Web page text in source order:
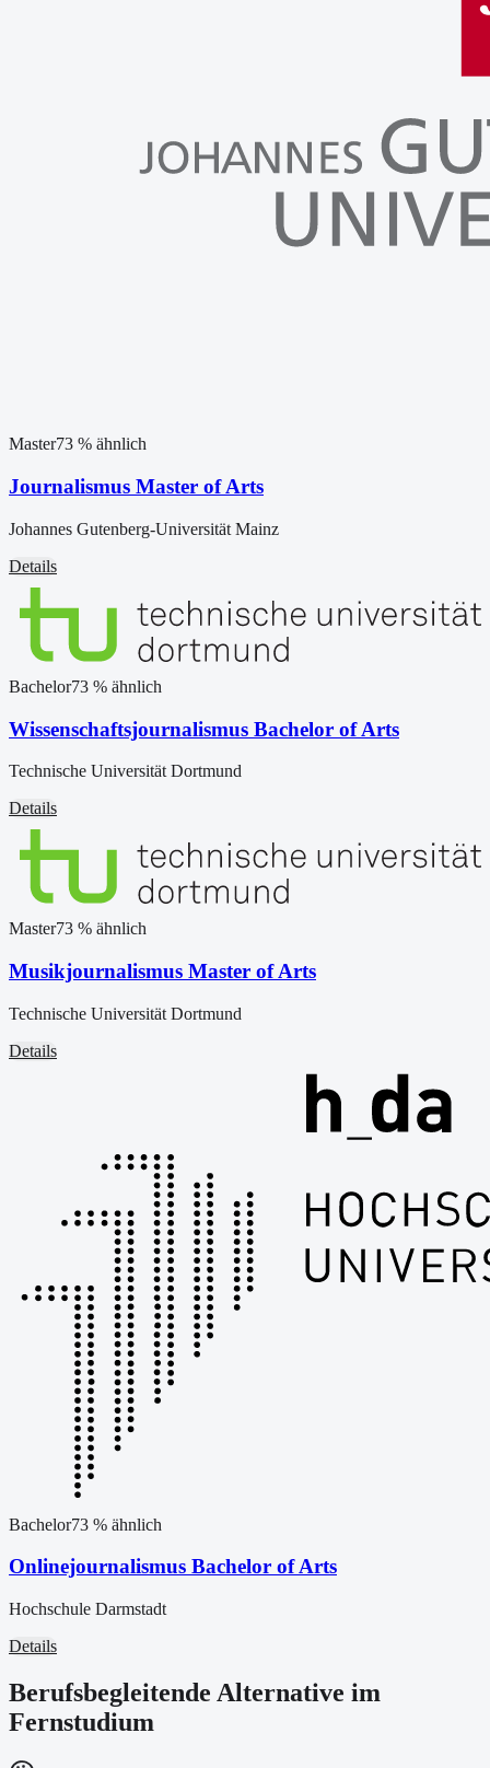
Master73 % ähnlich
Journalismus Master of Arts
Johannes Gutenberg-Universität Mainz
Details
Bachelor73 % ähnlich
Wissenschaftsjournalismus Bachelor of Arts
Technische Universität Dortmund
Details
Master73 % ähnlich
Musikjournalismus Master of Arts
Technische Universität Dortmund
Details
Bachelor73 % ähnlich
Onlinejournalismus Bachelor of Arts
Hochschule Darmstadt
Details
Berufsbegleitende Alternative im
Fernstudium